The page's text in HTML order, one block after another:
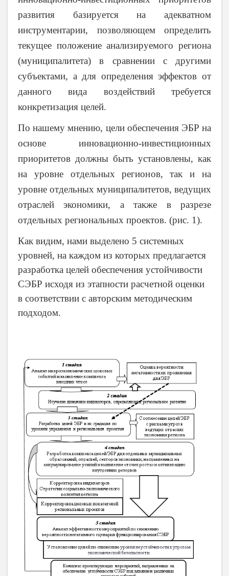
развития базируется на адекватном
инструментарии, позволяющем определить
текущее положение анализируемого региона
(муниципалитета) в сравнении с другими
субъектами, а для определения эффектов от
данного вида воздействий требуется
конкретизация целей.
По нашему мнению, цели обеспечения ЭБР на
основе инновационно-инвестиционных
приоритетов должны быть установлены, как
на уровне отдельных регионов, так и на
уровне отдельных муниципалитетов, ведущих
отраслей экономики, а также в разрезе
отдельных региональных проектов. (рис. 1).
Как видим, нами выделено 5 системных
уровней, на каждом из которых предлагается
разработка целей обеспечения устойчивости
СЭБР исходя из этапности расчетной оценки
в соответствии с авторским методическим
подходом.